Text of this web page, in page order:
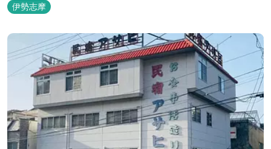
伊勢志摩